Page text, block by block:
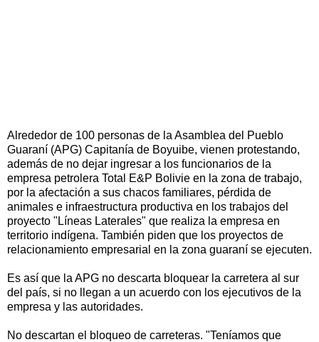
Alrededor de 100 personas de la Asamblea del Pueblo
Guaraní (APG) Capitanía de Boyuibe, vienen protestando,
además de no dejar ingresar a los funcionarios de la
empresa petrolera Total E&P Bolivie en la zona de trabajo,
por la afectación a sus chacos familiares, pérdida de
animales e infraestructura productiva en los trabajos del
proyecto "Líneas Laterales" que realiza la empresa en
territorio indígena. También piden que los proyectos de
relacionamiento empresarial en la zona guaraní se ejecuten.
Es así que la APG no descarta bloquear la carretera al sur
del país, si no llegan a un acuerdo con los ejecutivos de la
empresa y las autoridades.
No descartan el bloqueo de carreteras. "Teníamos que